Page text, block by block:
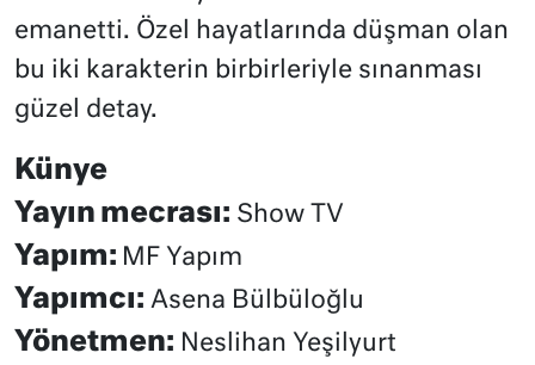
emanetti. Özel hayatlarında düşman olan
bu iki karakterin birbirleriyle sınanması
güzel detay.
Künye
Yayın mecrası: Show TV
Yapım: MF Yapım
Yapımcı: Asena Bülbüloğlu
Yönetmen: Neslihan Yeşilyurt